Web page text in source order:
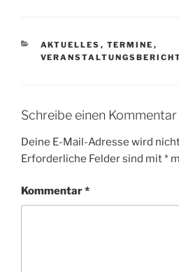
KATEGORIEN
AKTUELLES , TERMINE ,
Schreibe einen Kommentar
Deine E-Mail-Adresse wird
Erforderliche Felder sind mit*
Kommentar*